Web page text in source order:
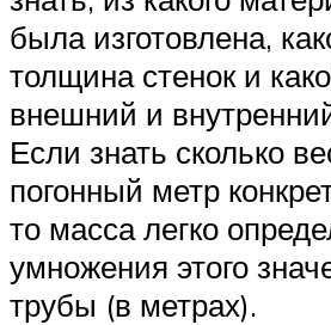
была изготовлена,
толщина стенок и
внешний и
Если знать сколько
погонный метр
то масса легко
умножения этого
трубы (в метрах).